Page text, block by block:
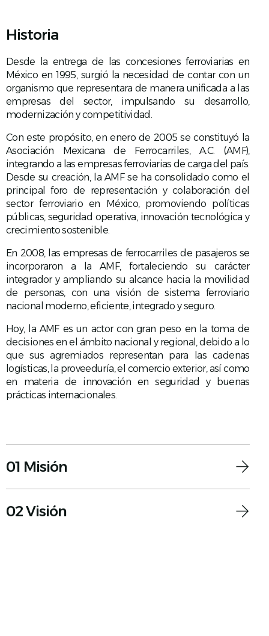
Historia
Desde la entrega de las concesiones ferroviarias en
México en 1995, surgió la necesidad de contar con un
organismo que representara de manera unificada a las
empresas del sector, impulsando su desarrollo,
modernización y competitividad.
Con este propósito, en enero de 2005 se constituyó la
Asociación Mexicana de Ferrocarriles, A.C. (AMF),
integrando a las empresas ferroviarias de carga del país.
Desde su creación, la AMF se ha consolidado como el
principal foro de representación y colaboración del
sector ferroviario en México, promoviendo políticas
públicas, seguridad operativa, innovación tecnológica y
crecimiento sostenible.
En 2008, las empresas de ferrocarriles de pasajeros se
incorporaron a la AMF, fortaleciendo su carácter
integrador y ampliando su alcance hacia la movilidad
de personas, con una visión de sistema ferroviario
nacional moderno, eficiente, integrado y seguro.
Hoy, la AMF es un actor con gran peso en la toma de
decisiones en el ámbito nacional y regional, debido a lo
que sus agremiados representan para las cadenas
logísticas, la proveeduría, el comercio exterior, así como
en materia de innovación en seguridad y buenas
prácticas internacionales.
01 Misión
02 Visión